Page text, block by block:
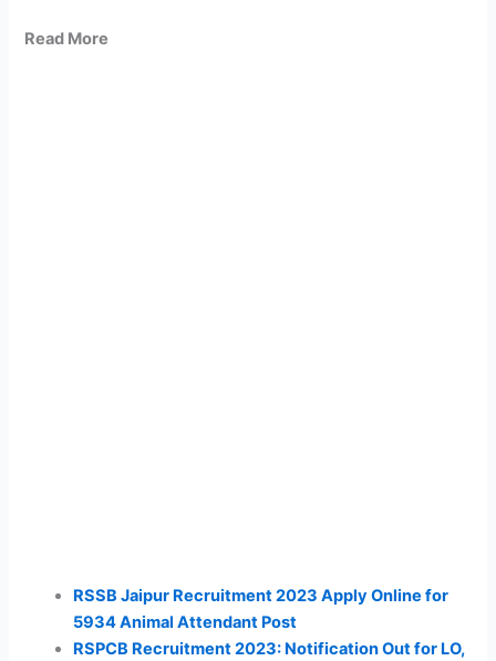
Read More
RSSB Jaipur Recruitment 2023 Apply Online for
5934 Animal Attendant Post
RSPCB Recruitment 2023: Notification Out for LO,